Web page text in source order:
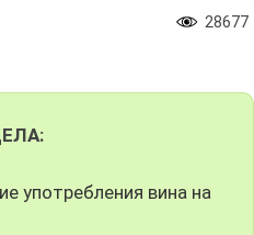
28677
употребления вина на